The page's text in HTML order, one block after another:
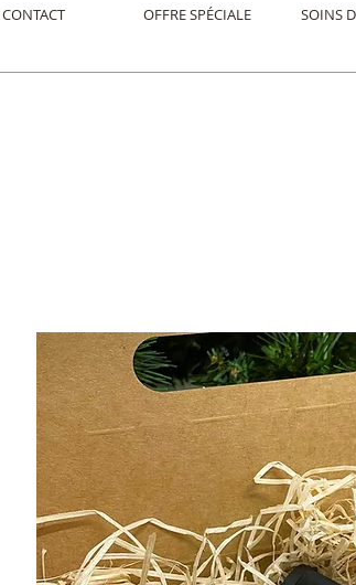
CONTACT OFFRE SPÉCIALE SOINS